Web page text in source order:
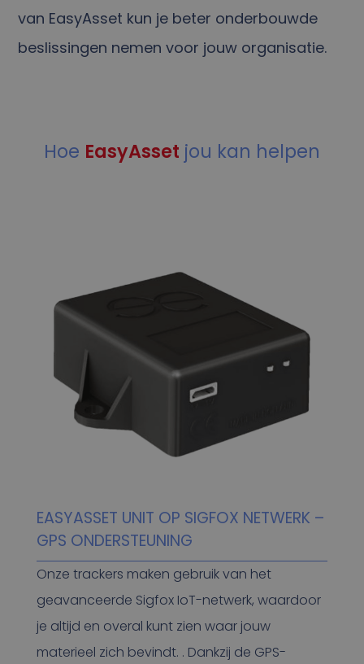
van EasyAsset kun je beter onderbouwde
beslissingen nemen voor jouw organisatie.
Hoe EasyAsset jou kan helpen
EASYASSET UNIT OP SIGFOX NETWERK –
GPS ONDERSTEUNING
Onze trackers maken gebruik van het
geavanceerde Sigfox IoT-netwerk, waardoor
je altijd en overal kunt zien waar jouw
materieel zich bevindt. . Dankzij de GPS-